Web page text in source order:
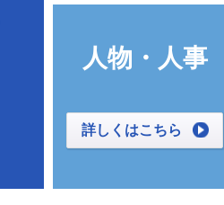
人物・人事
詳しくはこちら